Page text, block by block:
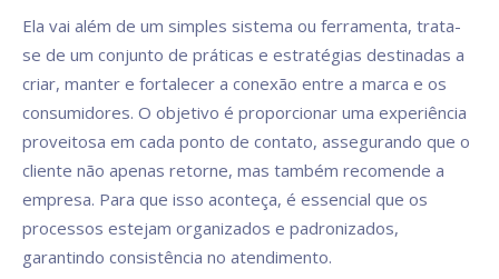
Ela vai além de um simples sistema ou ferramenta, trata-
se de um conjunto de práticas e estratégias destinadas a
criar, manter e fortalecer a conexão entre a marca e os
consumidores. O objetivo é proporcionar uma experiência
proveitosa em cada ponto de contato, assegurando que o
cliente não apenas retorne, mas também recomende a
empresa. Para que isso aconteça, é essencial que os
processos estejam organizados e padronizados,
garantindo consistência no atendimento.